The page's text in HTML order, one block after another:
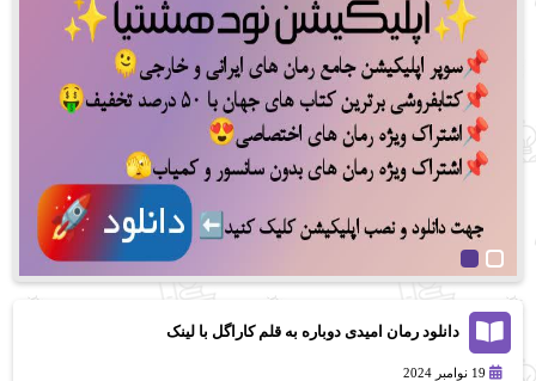
دانلود رمان امیدی دوباره به قلم کاراگل با لینک
19 نوامبر 2024